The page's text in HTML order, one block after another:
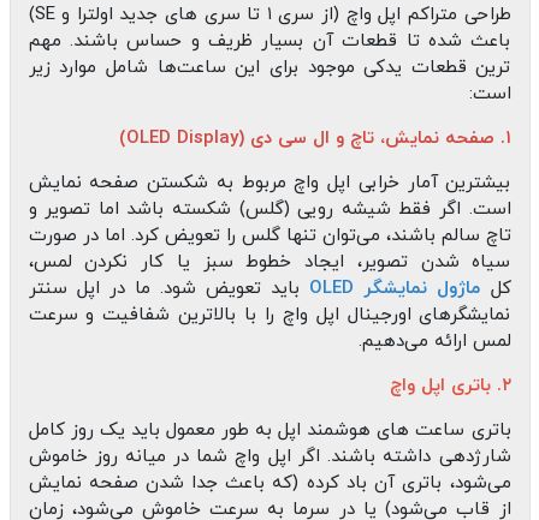
طراحی متراکم اپل واچ (از سری ۱ تا سری‌ های جدید اولترا و SE)
باعث شده تا قطعات آن بسیار ظریف و حساس باشند. مهم‌
ترین قطعات یدکی موجود برای این ساعت‌ها شامل موارد زیر
است:
۱. صفحه نمایش، تاچ و ال‌ سی‌ دی (OLED Display)
بیشترین آمار خرابی اپل واچ مربوط به شکستن صفحه نمایش
است. اگر فقط شیشه رویی (گلس) شکسته باشد اما تصویر و
تاچ سالم باشند، می‌توان تنها گلس را تعویض کرد. اما در صورت
سیاه شدن تصویر، ایجاد خطوط سبز یا کار نکردن لمس،
کل ماژول نمایشگر OLED
باید تعویض شود. ما در اپل سنتر
نمایشگرهای اورجینال اپل واچ را با بالاترین شفافیت و سرعت
لمس ارائه می‌دهیم.
۲. باتری اپل واچ
باتری ساعت‌ های هوشمند اپل به طور معمول باید یک روز کامل
شارژدهی داشته باشند. اگر اپل واچ شما در میانه روز خاموش
می‌شود، باتری آن باد کرده (که باعث جدا شدن صفحه نمایش
از قاب می‌شود) یا در سرما به سرعت خاموش می‌شود، زمان